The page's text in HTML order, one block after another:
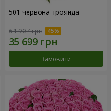
501 червона троянда
64 907 грн
Замовити